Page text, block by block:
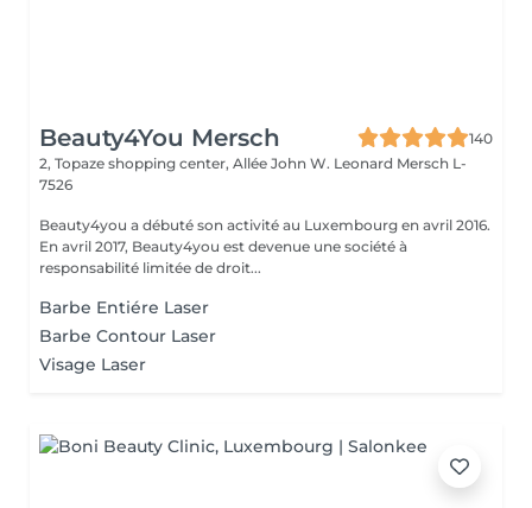
Beauty4You Mersch
140
2, Topaze shopping center, Allée John W. Leonard Mersch L-
7526
Beauty4you a débuté son activité au Luxembourg en avril 2016.
En avril 2017, Beauty4you est devenue une société à
responsabilité limitée de droit...
Barbe Entiére Laser
Barbe Contour Laser
Visage Laser